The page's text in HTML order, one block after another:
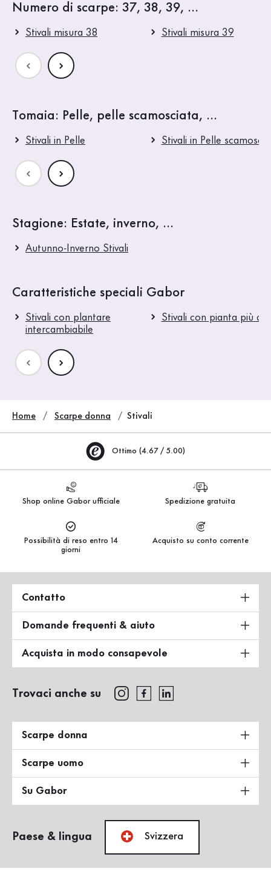
Numero di scarpe: 37, 38, 39, ...
Stivali misura 38 Stivali misura 39
Tomaia: Pelle, pelle scamosciata, ...
Stivali in Pelle Stivali in Pelle
Stagione: Estate, inverno, ...
Autunno-Inverno Stivali
Caratteristiche speciali Gabor
Stivali con plantare
intercambiabile
Stivali con pianta più
Home Scarpe donna Stivali
Ottimo (4.67 / 5.00)
Shop online Gabor ufficiale Spedizione gratuita
Possibilità di reso entro 14
giorni
Acquisto su conto corrente
Contatto
Domande frequenti & aiuto
Acquista in modo consapevole
Trovaci anche su
Scarpe donna
Scarpe uomo
Su Gabor
Paese & lingua Svizzera